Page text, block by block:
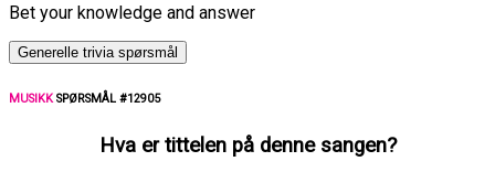
Bet your knowledge and answer
Generelle trivia spørsmål
MUSIKKSPØRSMÅL #12905
Hva er tittelen på denne sangen?